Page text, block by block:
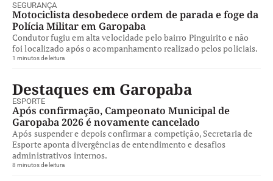
SEGURANÇA
Motociclista desobedece ordem de parada e foge da
Polícia Militar em Garopaba
Condutor fugiu em alta velocidade pelo bairro Pinguirito e não
foi localizado após o acompanhamento realizado pelos policiais.
1 minutos de leitura
Destaques em Garopaba
ESPORTE
Após confirmação, Campeonato Municipal de
Garopaba 2026 é novamente cancelado
Após suspender e depois confirmar a competição, Secretaria de
Esporte aponta divergências de entendimento e desafios
administrativos internos.
8 minutos de leitura